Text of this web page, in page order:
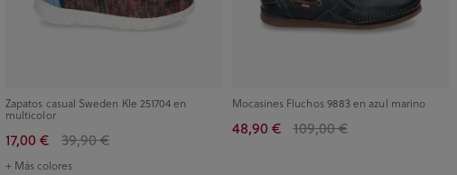
Zapatos casual Sweden Kle 251704 en
multicolor
17,00 € 39,90 €
+ Más colores
Mocasines Fluchos 9883 en azul marino
48,90 € 109,00 €